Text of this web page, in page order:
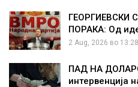
ГЕОРГИЕВСКИ
ПОРАКА: Од
2 Aug, 2026 во
ПАД НА
интервенција